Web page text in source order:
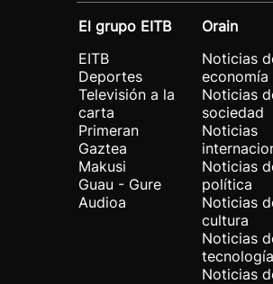
El grupo EITB
EITB
Deportes
Televisión a la
carta
Primeran
Gaztea
Makusi
Guau - Gure
Audioa
Orain
Noticias
economía
Noticias
sociedad
Noticias
Noticias
política
Noticias
cultura
Noticias
tecnología
Noticias